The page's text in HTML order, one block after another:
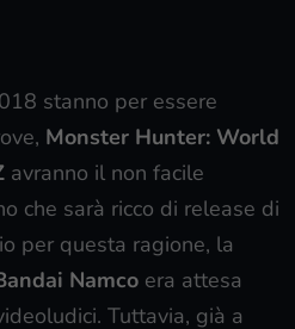
stanno per essere
Monster Hunter: World
avranno il non facile
che sarà ricco di release di
per questa ragione, la
Namco era attesa
Tuttavia, già a